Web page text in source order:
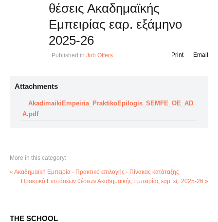
θέσεις Ακαδημαϊκής
Εμπειρίας εαρ. εξάμηνο
2025-26
Published in Job Offers Email
Print
Attachments
AkadimaikiEmpeiria_PraktikoEpilogis_SEMFE_ΟΕ_AD
A.pdf
More in this category:
« Ακαδημαϊκή Εμπειρία - Πρακτικό επιλογής - Πίνακας κατάταξης
Πρακτικό Ενστάσεων θέσεων Ακαδημαϊκής Εμπειρίας εαρ. εξ. 2025-26 »
THE SCHOOL